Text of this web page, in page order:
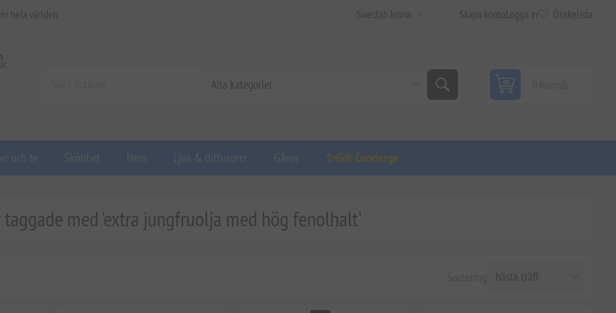
hela världen Skapa kontoLogga in Önskelista
och te Skönhet Hem Ljus & diffusorer Gåvor ✨Gift Concierge
taggade med 'extra jungfruolja med hög fenolhalt'